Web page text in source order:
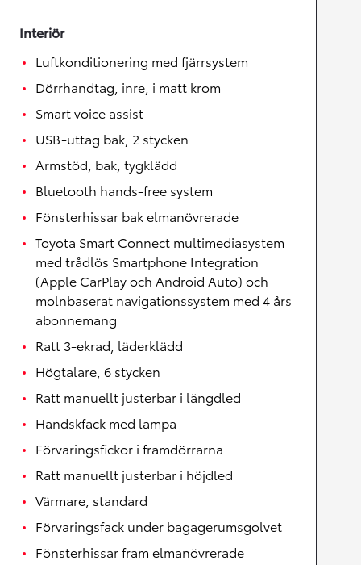
Interiör
Luftkonditionering med fjärrsystem
Dörrhandtag, inre, i matt krom
Smart voice assist
USB-uttag bak, 2 stycken
Armstöd, bak, tygklädd
Bluetooth hands-free system
Fönsterhissar bak elmanövrerade
Toyota Smart Connect multimediasystem
med trådlös Smartphone Integration
(Apple CarPlay och Android Auto) och
molnbaserat navigationssystem med 4 års
abonnemang
Ratt 3-ekrad, läderklädd
Högtalare, 6 stycken
Ratt manuellt justerbar i längdled
Handskfack med lampa
Förvaringsfickor i framdörrarna
Ratt manuellt justerbar i höjdled
Värmare, standard
Förvaringsfack under bagagerumsgolvet
Fönsterhissar fram elmanövrerade